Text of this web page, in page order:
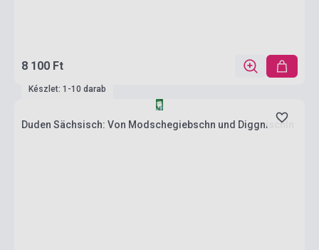
8 100 Ft
Készlet: 1-10 darab
Duden Sächsisch: Von Modschegiebschn und Diggnischln